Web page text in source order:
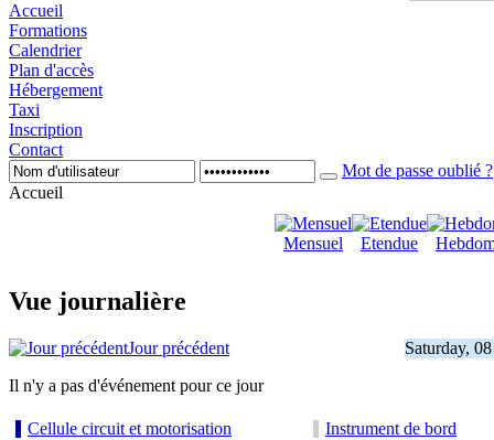
Accueil
Formations
Calendrier
Plan d'accès
Hébergement
Taxi
Inscription
Contact
Mot de passe oublié ?
Accueil
Mensuel Etendue
Vue journalière
Jour précédent
Saturday,
Il n'y a pas d'événement pour ce jour
Cellule circuit et motorisation
Instrument de bord